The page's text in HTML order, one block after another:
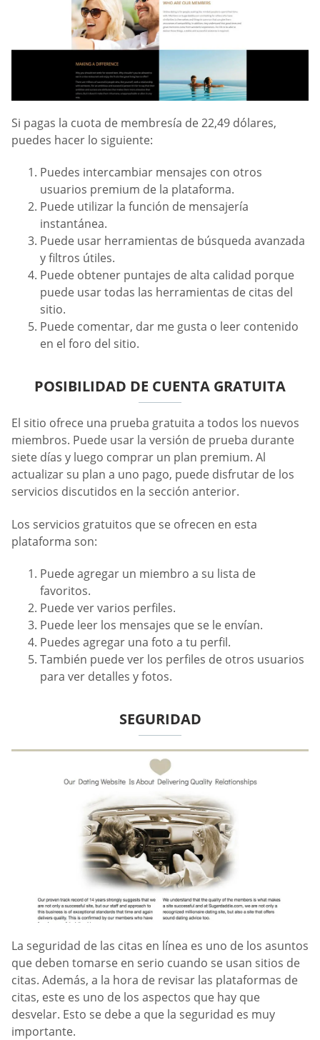
Si pagas la cuota de membresía de 22,49 dólares,
puedes hacer lo siguiente:
Puedes intercambiar mensajes con otros
usuarios premium de la plataforma.
Puede utilizar la función de mensajería
instantánea.
Puede usar herramientas de búsqueda avanzada
y filtros útiles.
Puede obtener puntajes de alta calidad porque
puede usar todas las herramientas de citas del
sitio.
Puede comentar, dar me gusta o leer contenido
en el foro del sitio.
POSIBILIDAD DE CUENTA GRATUITA
El sitio ofrece una prueba gratuita a todos los nuevos
miembros. Puede usar la versión de prueba durante
siete días y luego comprar un plan premium. Al
actualizar su plan a uno pago, puede disfrutar de los
servicios discutidos en la sección anterior.
Los servicios gratuitos que se ofrecen en esta
plataforma son:
Puede agregar un miembro a su lista de
favoritos.
Puede ver varios perfiles.
Puede leer los mensajes que se le envían.
Puedes agregar una foto a tu perfil.
También puede ver los perfiles de otros usuarios
para ver detalles y fotos.
SEGURIDAD
La seguridad de las citas en línea es uno de los asuntos
que deben tomarse en serio cuando se usan sitios de
citas. Además, a la hora de revisar las plataformas de
citas, este es uno de los aspectos que hay que
desvelar. Esto se debe a que la seguridad es muy
importante.